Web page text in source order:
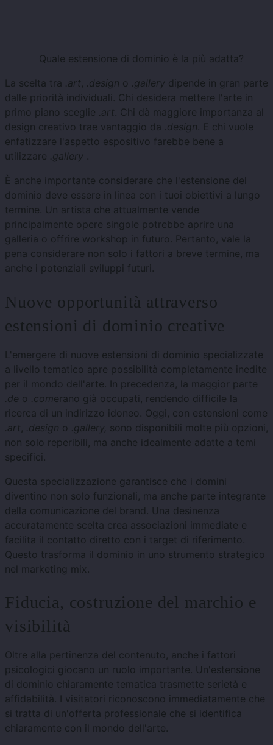
Quale estensione di dominio è la più adatta?
La scelta tra .art , .design o .gallery dipende in gran parte
dalle priorità individuali. Chi desidera mettere l'arte in
primo piano sceglie .art . Chi dà maggiore importanza al
design creativo trae vantaggio da .design. E chi vuole
enfatizzare l'aspetto espositivo farebbe bene a
utilizzare .gallery .
È anche importante considerare che l'estensione del
dominio deve essere in linea con i tuoi obiettivi a lungo
termine. Un artista che attualmente vende
principalmente opere singole potrebbe aprire una
galleria o offrire workshop in futuro. Pertanto, vale la
pena considerare non solo i fattori a breve termine, ma
anche i potenziali sviluppi futuri.
Nuove opportunità attraverso
estensioni di dominio creative
L'emergere di nuove estensioni di dominio specializzate
a livello tematico apre possibilità completamente inedite
per il mondo dell'arte. In precedenza, la maggior parte
.de o .comerano già occupati, rendendo difficile la
ricerca di un indirizzo idoneo. Oggi, con estensioni come
.art .design o .gallery, sono disponibili molte più opzioni,
non solo reperibili, ma anche idealmente adatte a temi
specifici.
Questa specializzazione garantisce che i domini
diventino non solo funzionali, ma anche parte integrante
della comunicazione del brand. Una desinenza
accuratamente scelta crea associazioni immediate e
facilita il contatto diretto con i target di riferimento.
Questo trasforma il dominio in uno strumento strategico
nel marketing mix.
Fiducia, costruzione del marchio e
visibilità
Oltre alla pertinenza del contenuto, anche i fattori
psicologici giocano un ruolo importante. Un'estensione
di dominio chiaramente tematica trasmette serietà e
affidabilità. I ​​visitatori riconoscono immediatamente che
si tratta di un'offerta professionale che si identifica
chiaramente con il mondo dell'arte.